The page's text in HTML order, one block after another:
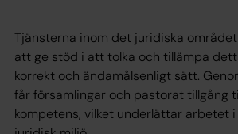
Tjänsterna inom det juridiska
att ge stöd i att tolka och tillämpa
korrekt och ändamålsenligt sätt.
får församlingar och pastorat tillgång
kompetens, vilket underlättar arbetet i